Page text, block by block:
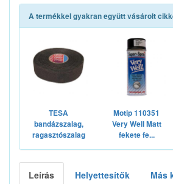
A termékkel gyakran együtt vásárolt
TESA
bandázszalag,
ragasztószalag
Motip 110351
Very Well Matt
fekete fe...
Leírás Helyettesítők Más